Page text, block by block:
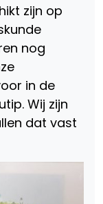
zijn op
nog
in de
Wij zijn
dat vast